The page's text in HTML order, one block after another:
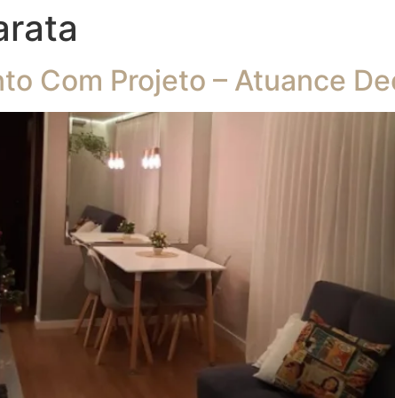
Com Projeto – Atuance